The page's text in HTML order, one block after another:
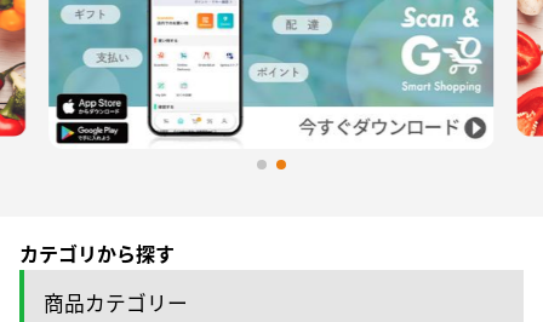
カテゴリから探す
商品カテゴリー